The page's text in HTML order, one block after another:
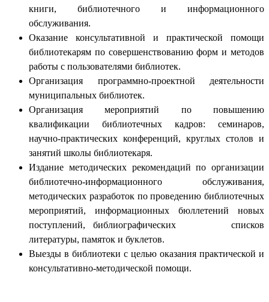
книги, библиотечного и информационного
обслуживания.
Оказание консультативной и практической помощи
библиотекарям по совершенствованию форм и методов
работы с пользователями библиотек.
Организация программно-проектной деятельности
муниципальных библиотек.
Организация мероприятий по повышению
квалификации библиотечных кадров: семинаров,
научно-практических конференций, круглых столов и
занятий школы библиотекаря.
Издание методических рекомендаций по организации
библиотечно-информационного обслуживания,
методических разработок по проведению библиотечных
мероприятий, информационных бюллетений новых
поступлений, библиографических списков
литературы, памяток и буклетов.
Выезды в библиотеки с целью оказания практической и
консультативно-методической помощи.